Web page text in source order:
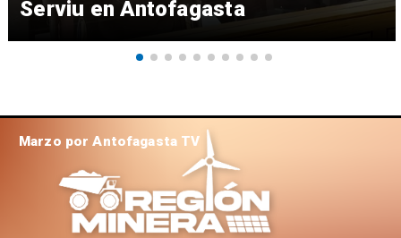
Serviu en Antofagasta
Marzo por Antofagasta TV